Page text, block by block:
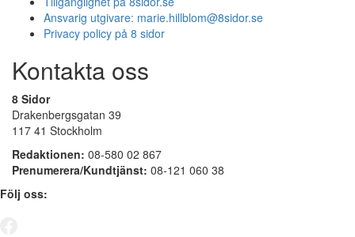
Ansvarig utgivare: marie.hillblom@8sidor.se
Privacy policy på 8 sidor
Kontakta oss
8 Sidor
Drakenbergsgatan 39
117 41 Stockholm
Redaktionen: 08-580 02 867
Prenumerera/Kundtjänst: 08-121 060 38
Följ oss: